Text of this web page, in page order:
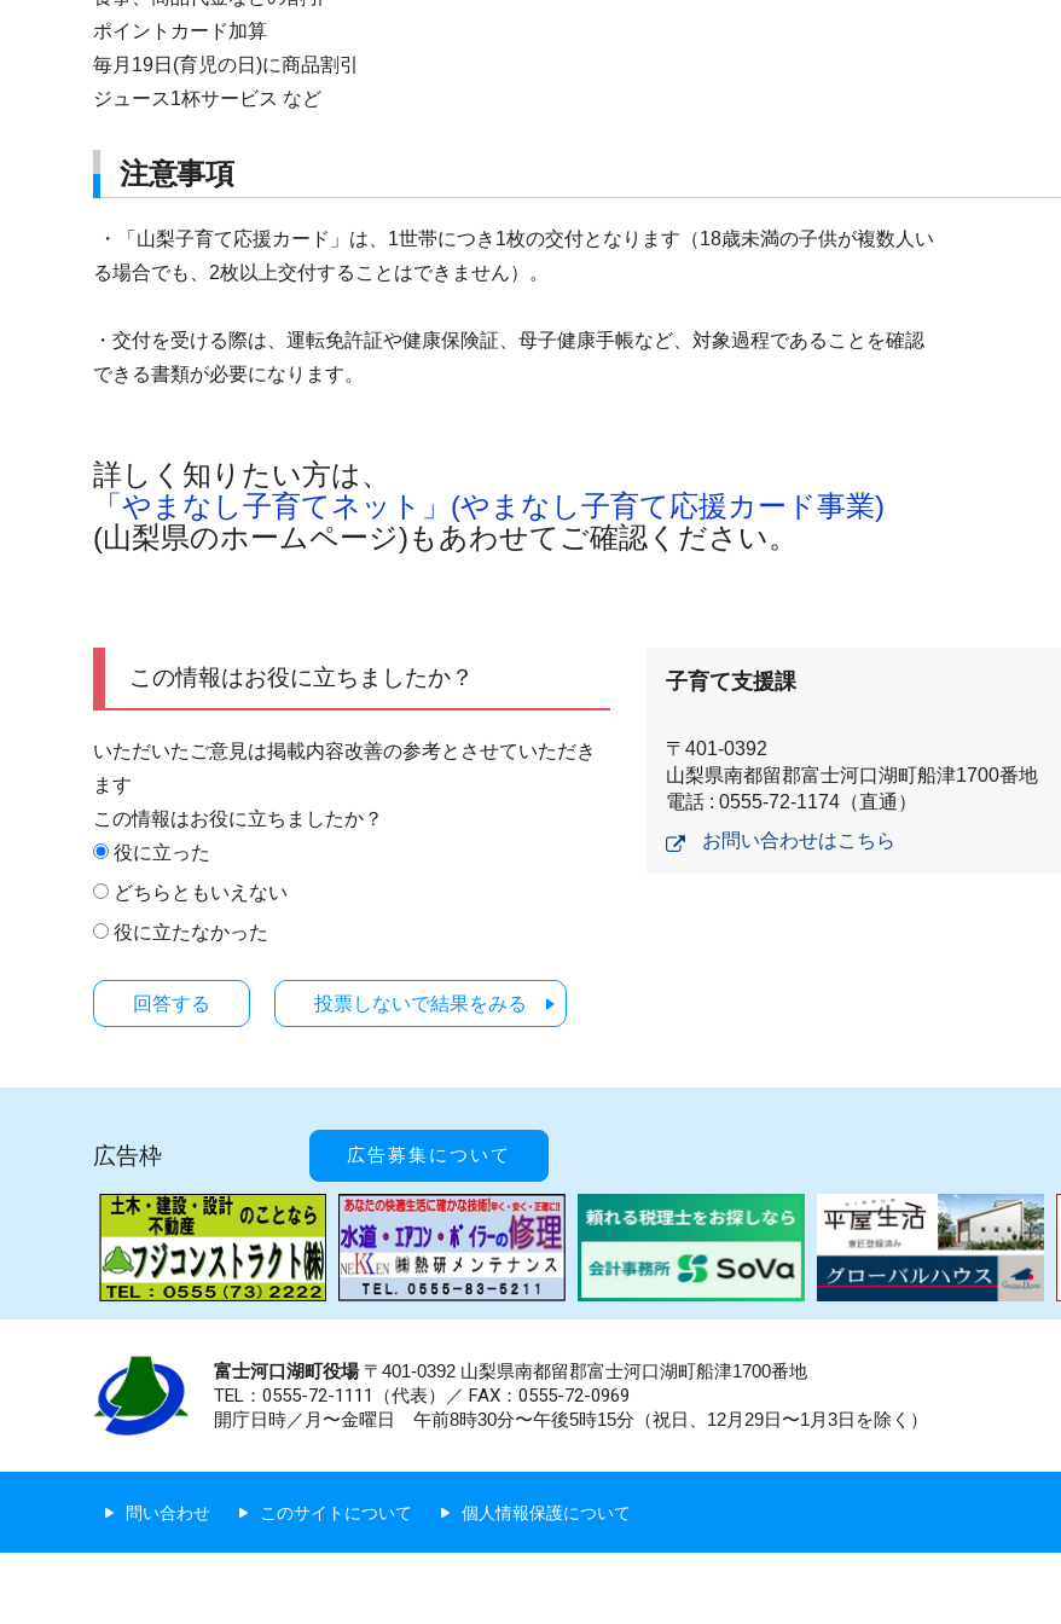
ポイントカード加算
毎月19日(育児の日)に商品割引
ジュース1杯サービス など
注意事項
・「山梨子育て応援カード」は、1世帯につき1枚の交付となります（18歳未満の子供が複数人い
る場合でも、2枚以上交付することはできません）。
・交付を受ける際は、運転免許証や健康保険証、母子健康手帳など、対象過程であることを確認
できる書類が必要になります。
詳しく知りたい方は、
「やまなし子育てネット」(やまなし子育て応援カード事業)
(山梨県のホームページ)もあわせてご確認ください。
この情報はお役に立ちましたか？
いただいたご意見は掲載内容改善の参考とさせていただき
ます
この情報はお役に立ちましたか？
役に立った
どちらともいえない
役に立たなかった
投票しないで結果をみる
子育て支援課
〒401-0392
山梨県南都留郡富士河口湖町船津1700番地
電話 : 0555-72-1174（直通）
お問い合わせはこちら
広告枠 広告募集について
富士河口湖町役場〒401-0392 山梨県南都留郡富士河口湖町船津1700番地
TEL：0555-72-1111 （代表）／ FAX：0555-72-0969
開庁日時／月〜金曜日 午前8時30分〜午後5時15分（祝日、12月29日〜1月3日を除く）
問い合わせ このサイトについて 個人情報保護について